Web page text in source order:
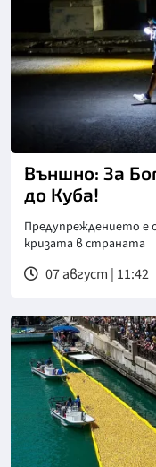
Външно: За
до Куба!
Предупреждението е
кризата в страната
07 август | 11:42